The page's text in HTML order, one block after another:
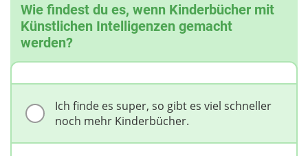
Wie findest du es, wenn Kinderbücher mit
Künstlichen Intelligenzen gemacht
werden?
Ich finde es super, so gibt es viel schneller
noch mehr Kinderbücher.